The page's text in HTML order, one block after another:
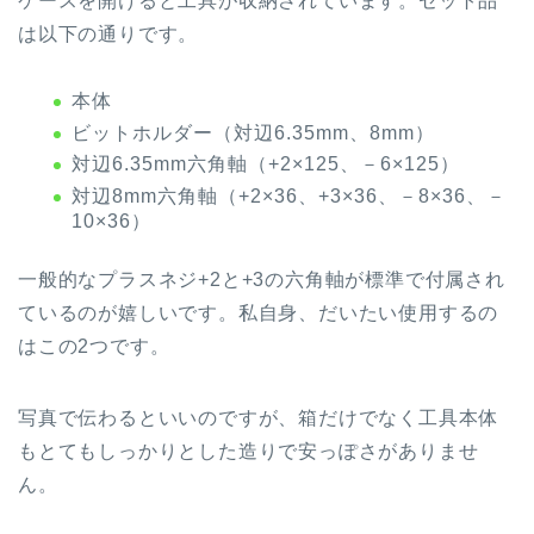
は以下の通りです。
本体
ビットホルダー（対辺6.35mm、8mm）
対辺6.35mm六角軸（+2×125、－6×125）
対辺8mm六角軸（+2×36、+3×36、－8×36、－
10×36）
一般的なプラスネジ+2と+3の六角軸が標準で付属され
ているのが嬉しいです。私自身、だいたい使用するの
はこの2つです。
写真で伝わるといいのですが、箱だけでなく工具本体
もとてもしっかりとした造りで安っぽさがありませ
ん。